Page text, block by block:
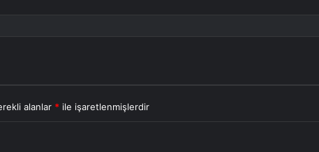
alanlar * ile işaretlenmişlerdir